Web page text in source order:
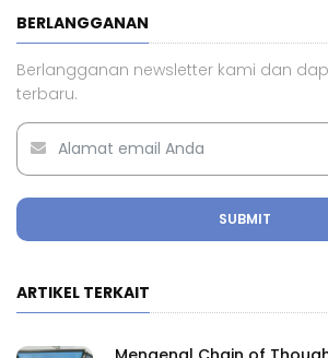
BERLANGGANAN
Berlangganan newsletter kami dan
terbaru.
SUBMIT
ARTIKEL TERKAIT